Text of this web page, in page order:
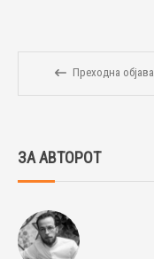
Преходна објава
ЗА АВТОРОТ